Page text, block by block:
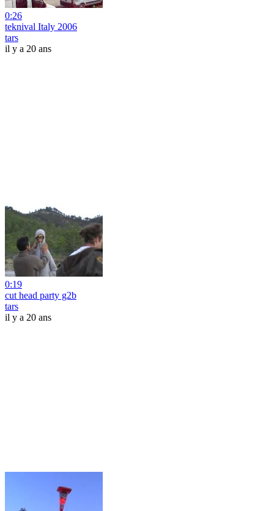
0:26
teknival Italy 2006
tars
il y a 20 ans
0:19
cut head party g2b
tars
il y a 20 ans